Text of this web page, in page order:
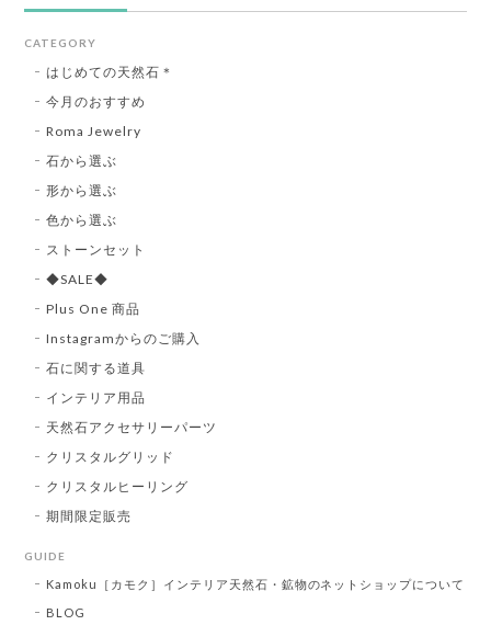
CATEGORY
はじめての天然石＊
今月のおすすめ
Roma Jewelry
石から選ぶ
形から選ぶ
色から選ぶ
ストーンセット
◆SALE◆
Plus One 商品
Instagramからのご購入
石に関する道具
インテリア用品
天然石アクセサリーパーツ
クリスタルグリッド
クリスタルヒーリング
期間限定販売
GUIDE
Kamoku［カモク］インテリア天然石・鉱物のネットショップについて
BLOG